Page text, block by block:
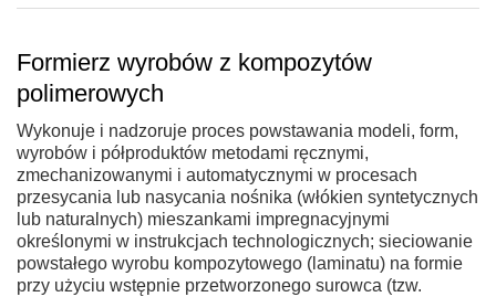
Formierz wyrobów z kompozytów
polimerowych
Wykonuje i nadzoruje proces powstawania modeli, form,
wyrobów i półproduktów metodami ręcznymi,
zmechanizowanymi i automatycznymi w procesach
przesycania lub nasycania nośnika (włókien syntetycznych
lub naturalnych) mieszankami impregnacyjnymi
określonymi w instrukcjach technologicznych; sieciowanie
powstałego wyrobu kompozytowego (laminatu) na formie
przy użyciu wstępnie przetworzonego surowca (tzw.